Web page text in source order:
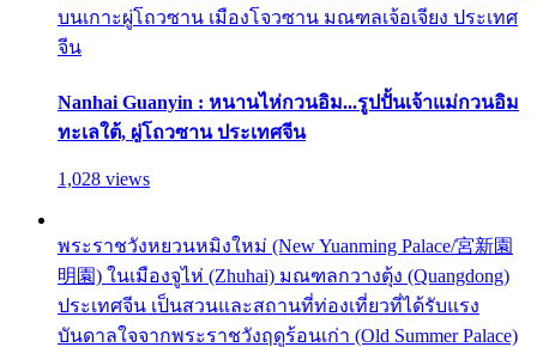
บนเกาะผู่โถวซาน เมืองโจวซาน มณฑลเจ้อเจียง ประเทศ
จีน
Nanhai Guanyin : หนานไห่กวนอิม...รูปปั้นเจ้าแม่กวนอิม
ทะเลใต้, ผู่โถวซาน ประเทศจีน
1,028 views
พระราชวังหยวนหมิงใหม่ (New Yuanming Palace/宮新園
明園) ในเมืองจูไห่ (Zhuhai) มณฑลกวางตุ้ง (Quangdong)
ประเทศจีน เป็นสวนและสถานที่ท่องเที่ยวที่ได้รับแรง
บันดาลใจจากพระราชวังฤดูร้อนเก่า (Old Summer Palace)